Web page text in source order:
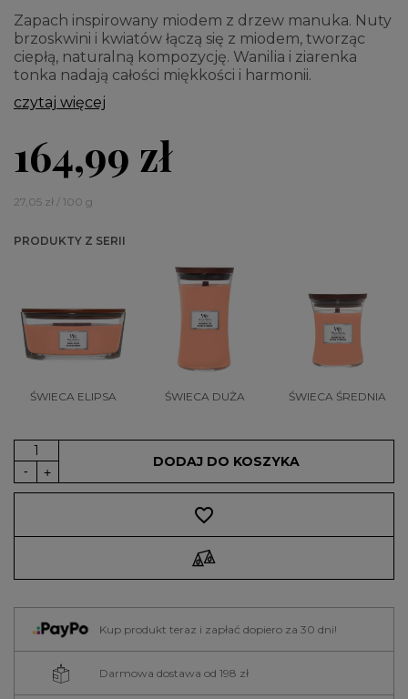
Zapach inspirowany miodem z drzew manuka. Nuty
brzoskwini i kwiatów łączą się z miodem, tworząc
ciepłą, naturalną kompozycję. Wanilia i ziarenka
tonka nadają całości miękkości i harmonii.
czytaj więcej
164,99 zł
27,05 zł / 100 g
PRODUKTY Z SERII
ŚWIECA ELIPSA ŚWIECA DUŻA ŚWIECA ŚREDNIA
DODAJ DO KOSZYKA
favorite_border
Kup produkt teraz i zapłać dopiero za 30 dni!
Darmowa dostawa od 198 zł